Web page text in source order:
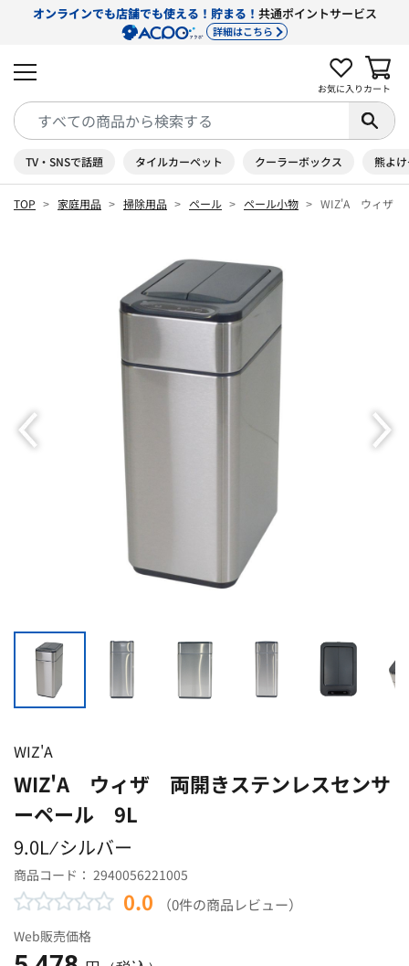
オンラインでも店舗でも使える！貯まる！ 共通ポイントサービス
詳細はこちら
お気に入り カート
TV・SNSで話題 タイルカーペット クーラーボックス 熊よ
TOP 家庭用品 掃除用品 ペール ペール小物 WIZ'A ウィザ
WIZ'A
WIZ'A ウィザ 両開きステンレスセンサ
ーペール 9L
9.0L ⁄ シルバー
商品コード： 2940056221005
0.0 （0件の商品レビュー）
Web販売価格